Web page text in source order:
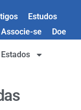
Estudos
Associe-se Doe
Estados